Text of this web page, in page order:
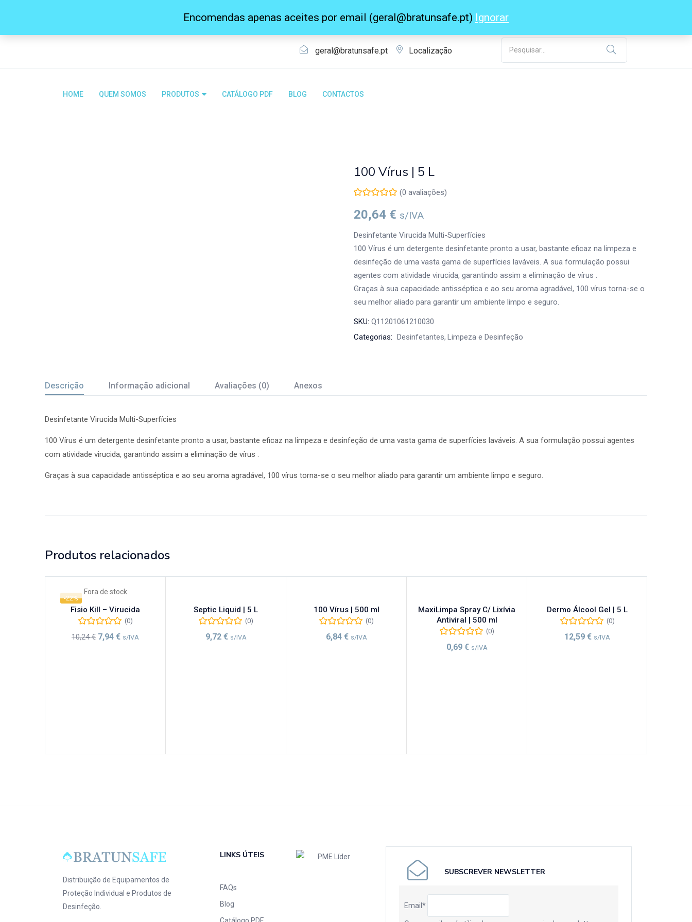
A melhor escolha em produtos de Segurança!
geral@bratunsafe.pt Localização
HOME QUEM SOMOS PRODUTOS CATÁLOGO PDF BLOG CONTACTOS
100 Vírus | 5 L
(0 avaliações)
20,64 € s/IVA
Desinfetante Virucida Multi-Superfícies
100 Vírus é um detergente desinfetante pronto a usar, bastante eficaz na limpeza e
desinfeção de uma vasta gama de superfícies laváveis. A sua formulação possui
agentes com atividade virucida, garantindo assim a eliminação de vírus .
Graças à sua capacidade antisséptica e ao seu aroma agradável, 100 vírus torna-se o
seu melhor aliado para garantir um ambiente limpo e seguro.
SKU: Q11201061210030
Categorias: Desinfetantes Limpeza e Desinfeção
Descrição Informação adicional Avaliações (0) Anexos
Desinfetante Virucida Multi-Superfícies
100 Vírus é um detergente desinfetante pronto a usar, bastante eficaz na limpeza e desinfeção de uma vasta gama de superfícies laváveis. A sua formulação possui agentes
com atividade virucida, garantindo assim a eliminação de vírus .
Graças à sua capacidade antisséptica e ao seu aroma agradável, 100 vírus torna-se o seu melhor aliado para garantir um ambiente limpo e seguro.
Produtos relacionados
-22%
Fora de stock
Fisio Kill – Virucida
(0)
10,24€ 7,94 € s/IVA
Septic Liquid | 5 L
(0)
9,72 € s/IVA
100 Vírus | 500 ml
(0)
6,84 € s/IVA
MaxiLimpa Spray C/ Lixívia
Antiviral | 500 ml
(0)
0,69 € s/IVA
Dermo Álcool Gel | 5 L
(0)
12,59 € s/IVA
Distribuição de Equipamentos de
Proteção Individual e Produtos de
Desinfeção.
LINKS ÚTEIS
FAQs
Blog
SUBSCREVER NEWSLETTER
Email*
Encomendas apenas aceites por email (geral@bratunsafe.pt) Ignorar